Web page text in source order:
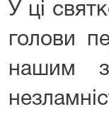
У ці
голови
нашим